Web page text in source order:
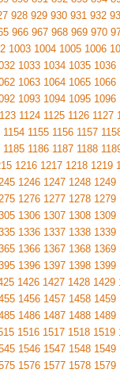
928 929 930 931 932
966 967 968 969 970
1003 1004 1005 1006
1033 1034 1035 1036
1063 1064 1065 1066
1093 1094 1095 1096
1124 1125 1126 1127
1154 1155 1156 1157
1185 1186 1187 1188
1216 1217 1218 1219
1246 1247 1248 1249
1276 1277 1278 1279
1306 1307 1308 1309
1336 1337 1338 1339
1366 1367 1368 1369
1396 1397 1398 1399
1426 1427 1428 1429
1456 1457 1458 1459
1486 1487 1488 1489
1516 1517 1518 1519
1546 1547 1548 1549
1576 1577 1578 1579